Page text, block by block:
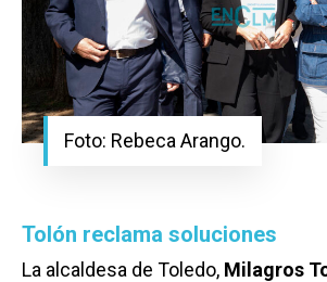
Foto: Rebeca Arango.
Tolón reclama soluciones
La alcaldesa de Toledo, Milagros